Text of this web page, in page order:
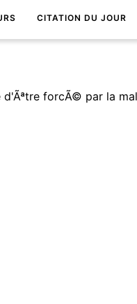
CITATION DU JOUR